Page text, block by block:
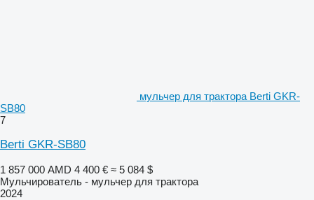
мульчер для трактора Berti GKR-
SB80
7
Berti GKR-SB80
1 857 000 AMD 4 400 € ≈ 5 084 $
Мульчирователь - мульчер для трактора
2024